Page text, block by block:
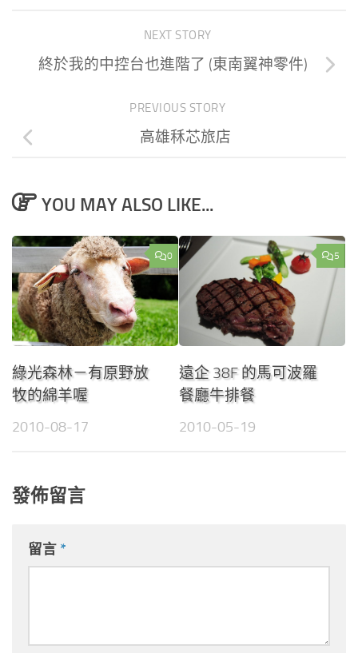
NEXT STORY
終於我的中控台也進階了 (東南翼神零件)
PREVIOUS STORY
高雄秝芯旅店
YOU MAY ALSO LIKE...
0
綠光森林－有原野放
牧的綿羊喔
2010-08-17
5
遠企 38F 的馬可波羅
餐廳牛排餐
2010-05-19
發佈留言
留言 *